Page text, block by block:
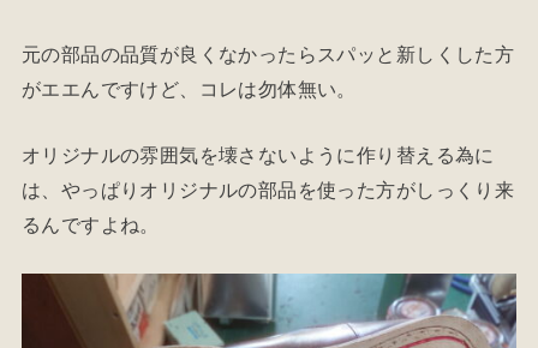
元の部品の品質が良くなかったらスパッと新しくした方
がエエんですけど、コレは勿体無い。
オリジナルの雰囲気を壊さないように作り替える為に
は、やっぱりオリジナルの部品を使った方がしっくり来
るんですよね。